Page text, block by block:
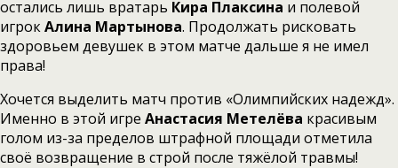
остались лишь вратарь Кира Плаксина и полевой
игрокАлина Мартынова. Продолжать рисковать
здоровьем девушек в этом матче дальше я не имел
права!
Хочется выделить матч против «Олимпийских надежд».
Именно в этой игре Анастасия Метелёва красивым
голом из-за пределов штрафной площади отметила
своё возвращение в строй после тяжёлой травмы!